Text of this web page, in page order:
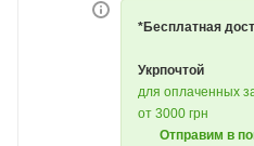
*Бесплатная
Укрпочтой
для оплаченных
от 3000 грн
Отправим в